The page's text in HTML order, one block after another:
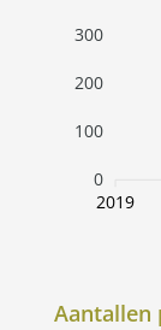
300
200
100
0
2019
Aantallen